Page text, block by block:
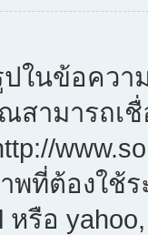
ในข้อควา
ามารถเชื่
พที่ต้องใช้
รือ